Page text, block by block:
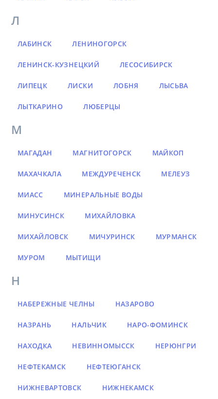
Л
ЛАБИНСК ЛЕНИНОГОРСК
ЛЕНИНСК-КУЗНЕЦКИЙ ЛЕСОСИБИРСК
ЛИПЕЦК ЛИСКИ ЛОБНЯ ЛЫСЬВА
ЛЫТКАРИНО ЛЮБЕРЦЫ
М
МАГАДАН МАГНИТОГОРСК МАЙКОП
МАХАЧКАЛА МЕЖДУРЕЧЕНСК МЕЛЕУЗ
МИАСС МИНЕРАЛЬНЫЕ ВОДЫ
МИНУСИНСК МИХАЙЛОВКА
МИХАЙЛОВСК МИЧУРИНСК МУРМАНСК
МУРОМ МЫТИЩИ
Н
НАБЕРЕЖНЫЕ ЧЕЛНЫ НАЗАРОВО
НАЗРАНЬ НАЛЬЧИК НАРО-ФОМИНСК
НАХОДКА НЕВИННОМЫССК НЕРЮНГРИ
НЕФТЕКАМСК НЕФТЕЮГАНСК
НИЖНЕВАРТОВСК НИЖНЕКАМСК